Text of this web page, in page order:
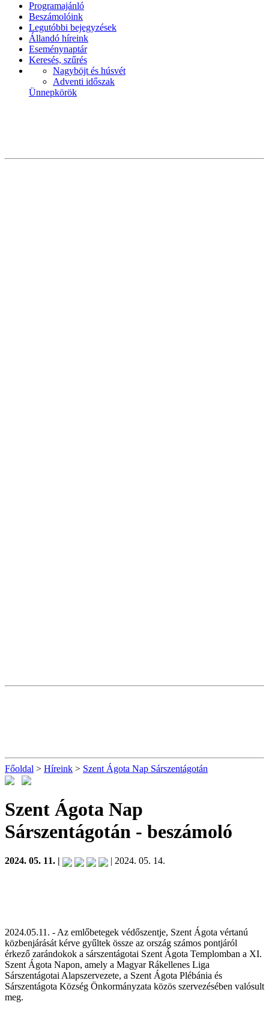
Programajánló
Beszámolóink
Legutóbbi bejegyzések
Állandó híreink
Eseménynaptár
Keresés, szűrés
Nagyböjt és húsvét
Adventi időszak
Ünnepkörök
Főoldal > Híreink > Szent Ágota Nap Sárszentágotán
Szent Ágota Nap
Sárszentágotán - beszámoló
2024. 05. 11. | | 2024. 05. 14.
2024.05.11. - Az emlőbetegek védőszentje, Szent Ágota vértanú
közbenjárását kérve gyűltek össze az ország számos pontjáról
érkező zarándokok a sárszentágotai Szent Ágota Templomban a XI.
Szent Ágota Napon, amely a Magyar Rákellenes Liga
Sárszentágotai Alapszervezete, a Szent Ágota Plébánia és
Sárszentágota Község Önkormányzata közös szervezésében valósult
meg.